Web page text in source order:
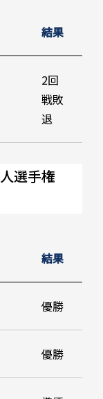
結果
2回
戦敗
退
選手権
結果
優勝
優勝